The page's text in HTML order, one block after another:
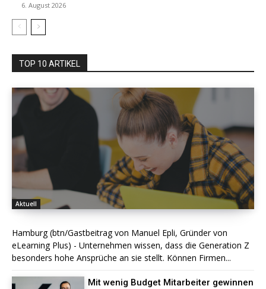
6. August 2026
TOP 10 ARTIKEL
Aktuell
Hamburg (btn/Gastbeitrag von Manuel Epli, Gründer von
eLearning Plus) - Unternehmen wissen, dass die Generation Z
besonders hohe Ansprüche an sie stellt. Können Firmen...
Mit wenig Budget Mitarbeiter gewinnen